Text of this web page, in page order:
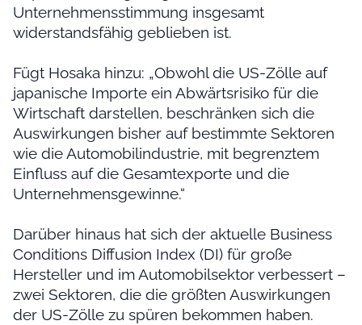
Unternehmensstimmung insgesamt
widerstandsfähig geblieben ist.
Fügt Hosaka hinzu: „Obwohl die US-Zölle auf
japanische Importe ein Abwärtsrisiko für die
Wirtschaft darstellen, beschränken sich die
Auswirkungen bisher auf bestimmte Sektoren
wie die Automobilindustrie, mit begrenztem
Einfluss auf die Gesamtexporte und die
Unternehmensgewinne.“
Darüber hinaus hat sich der aktuelle Business
Conditions Diffusion Index (DI) für große
Hersteller und im Automobilsektor verbessert –
zwei Sektoren, die die größten Auswirkungen
der US-Zölle zu spüren bekommen haben.